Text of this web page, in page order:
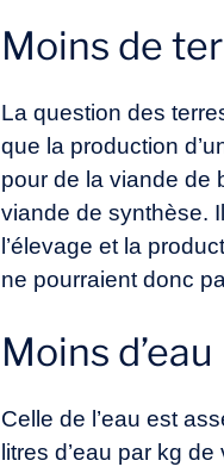
Moins de
La question des
que la production
pour de la viande de
viande de synthèse.
l’élevage et la
ne pourraient donc
Moins d’eau
Celle de l’eau est
litres d’eau par kg